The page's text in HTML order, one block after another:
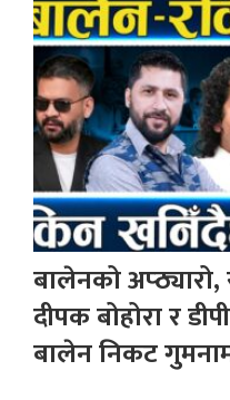
बालेनको अप्ठ्यारो,
दीपक बोहोरा र
बालेन निकट